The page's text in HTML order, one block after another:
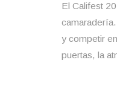
El Califest
y competir
puertas, la